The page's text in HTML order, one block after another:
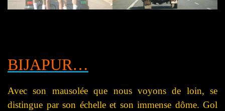
BIJAPUR…
Avec son mausolée que nous voyons de loin, se
distingue par son échelle et son immense dôme. Gol